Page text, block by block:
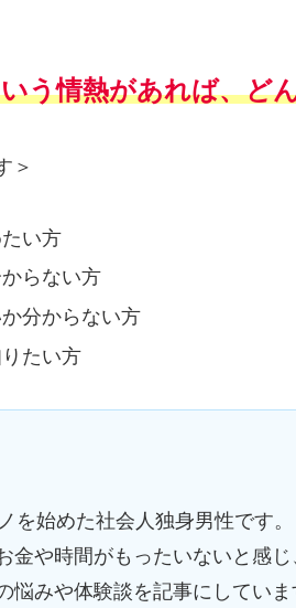
う情熱があれば、ど
＞
い方
らない方
分からない方
たい方
を始めた社会人独身男性です
金や時間がもったいないと感
悩みや体験談を記事にしてい